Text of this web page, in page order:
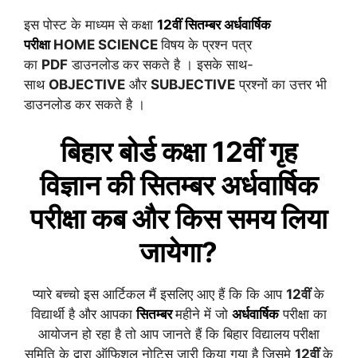
इस पोस्ट के माध्यम से कक्षा 12वींसितम्बरअर्धवार्षिक
परीक्षा HOME SCIENCE विषय के प्रश्न पत्र
का PDF डाउनलोड कर सकते है । इसके साथ-
साथ OBJECTIVE और SUBJECTIVE प्रश्नों का उत्तर भी
डाउनलोड कर सकते है ।
बिहार बोर्ड कक्षा 12वींगृह
विज्ञानकीसितम्बर अर्धवार्षिक
परीक्षा कब और किस समय लिया
जायेगा?
प्यारे बच्चो इस आर्टिकल मैं इसलिए आए हैं कि कि आप 12वींके
विद्यार्थी है और आपकासितम्बर महीने में जो अर्धवार्षिकपरीक्षा का
आयोजन हो रहा है तो आप जानते हैं कि बिहार विद्यालय परीक्षा
समिति के द्वारा ऑफिशल नोटिस जारी किया गया है जिसमे 12वींके